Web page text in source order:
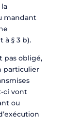
mandant
§ 3 b).
pas obligé,
particulier
ci vont
ou